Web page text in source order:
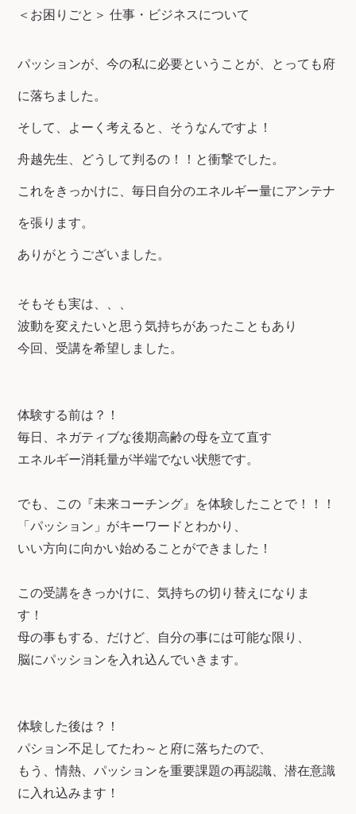
＜お困りごと＞ 仕事・ビジネスについて
パッションが、今の私に必要ということが、とっても府
に落ちました。
そして、よーく考えると、そうなんですよ！
舟越先生、どうして判るの！！と衝撃でした。
これをきっかけに、毎日自分のエネルギー量にアンテナ
を張ります。
ありがとうございました。
そもそも実は、、、
波動を変えたいと思う気持ちがあったこともあり
今回、受講を希望しました。
体験する前は？！
毎日、ネガティブな後期高齢の母を立て直す
エネルギー消耗量が半端でない状態です。
でも、この『未来コーチング』を体験したことで！！！
「パッション」がキーワードとわかり、
いい方向に向かい始めることができました！
この受講をきっかけに、気持ちの切り替えになりま
す！
母の事もする、だけど、自分の事には可能な限り、
脳にパッションを入れ込んでいきます。
体験した後は？！
パション不足してたわ～と府に落ちたので、
もう、情熱、パッションを重要課題の再認識、潜在意識
に入れ込みます！